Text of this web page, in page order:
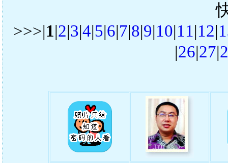
>>>|1|2|3|4|5|6|7|8|9|10|11|12|
|26|27|